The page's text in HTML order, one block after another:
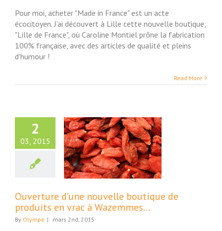
Pour moi, acheter "Made in France" est un acte
écocitoyen. J'ai découvert à Lille cette nouvelle boutique,
"Lille de France", où Caroline Montiel prône la fabrication
100% française, avec des articles de qualité et pleins
d'humour !
Read More
2
03, 2015
d’une
boutique de
en vrac à
Ouverture d’une nouvelle boutique de
produits en vrac à Wazemmes…
By Olympe | mars 2nd, 2015